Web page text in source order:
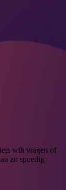
wilt vragen of
zo spoedig